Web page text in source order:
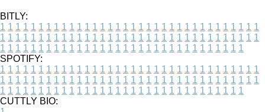
BITLY:
1 1 1 1 1 1 1 1 1 1 1 1 1 1 1 1 1 1 1 1 1 1 1 1 1 1 1 1 1 1 1 1 1 1
1 1 1 1 1 1 1 1 1 1 1 1 1 1 1 1 1 1 1 1 1 1 1 1 1 1 1 1 1 1 1 1 1 1
1 1 1 1 1 1 1 1 1 1 1 1 1 1 1 1 1 1 1 1 1 1 1 1 1 1 1 1 1 1 1 1
SPOTIFY:
1 1 1 1 1 1 1 1 1 1 1 1 1 1 1 1 1 1 1 1 1 1 1 1 1 1 1 1 1 1 1 1 1 1
1 1 1 1 1 1 1 1 1 1 1 1 1 1 1 1 1 1 1 1 1 1 1 1 1 1 1 1 1 1 1 1 1 1
1 1 1 1 1 1 1 1 1 1 1 1 1 1 1 1 1 1 1 1 1 1 1 1 1 1 1 1 1 1 1 1
CUTTLY BIO: